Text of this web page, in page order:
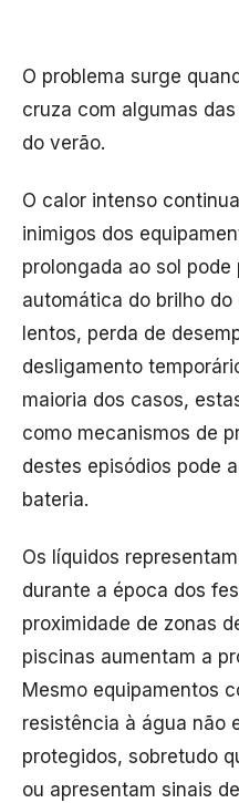
O problema surge
cruza com algumas
do verão.
O calor intenso
inimigos dos
prolongada ao sol
automática do brilho
lentos, perda de
desligamento
maioria dos casos,
como mecanismos de
destes episódios pode
bateria.
Os líquidos
durante a época dos
proximidade de zonas
piscinas aumentam a
Mesmo equipamentos
resistência à água não
protegidos, sobretudo
ou apresentam sinais